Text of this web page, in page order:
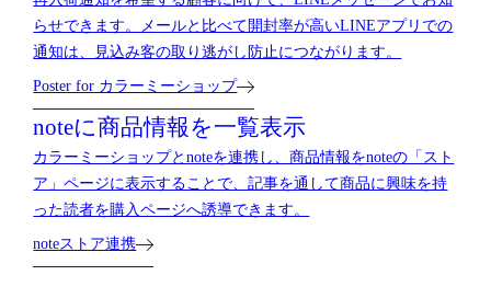
らせできます。メールと比べて開封率が高いLINEアプリでの
通知は、見込み客の取り逃がし防止につながります。
Poster for カラーミーショップ
noteに商品情報を一覧表示
カラーミーショップとnoteを連携し、商品情報をnoteの「スト
ア」ページに表示することで、記事を通して商品に興味を持
った読者を購入ページへ誘導できます。
noteストア連携